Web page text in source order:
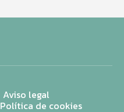
Aviso legal
Política de cookies